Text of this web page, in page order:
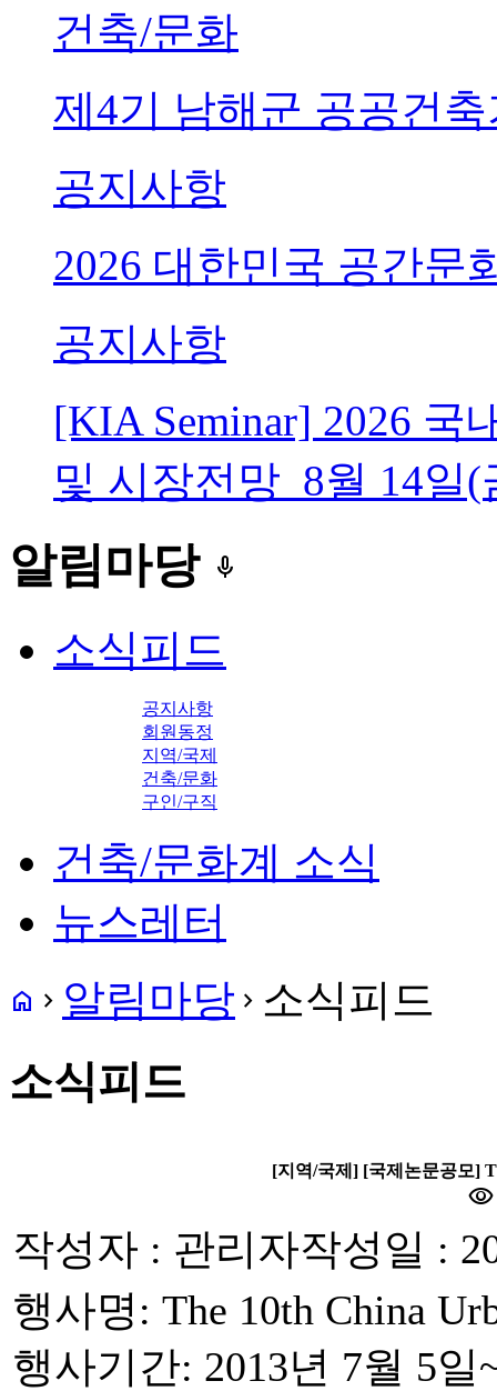
건축/문화
제4기 남해군 공공건
공지사항
2026 대한민국 공간문
공지사항
[KIA Seminar] 2026 국
및 시장전망_8월 14일(
알림마당 keyboard_voice
소식피드
공지사항
회원동정
지역/국제
건축/문화
구인/구직
건축/문화계 소식
뉴스레터
home navigate_next 알림마당 navigate_next 소식피드
소식피드
[지역/국제] [국제논문공모]
visibility
작성자 : 관리자작성일 :
행사명: The 10th China
행사기간: 2013년 7월 5일